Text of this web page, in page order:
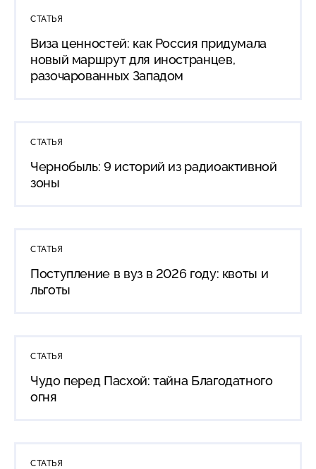
СТАТЬЯ
Виза ценностей: как Россия придумала
новый маршрут для иностранцев,
разочарованных Западом
СТАТЬЯ
Чернобыль: 9 историй из радиоактивной
зоны
СТАТЬЯ
Поступление в вуз в 2026 году: квоты и
льготы
СТАТЬЯ
Чудо перед Пасхой: тайна Благодатного
огня
СТАТЬЯ